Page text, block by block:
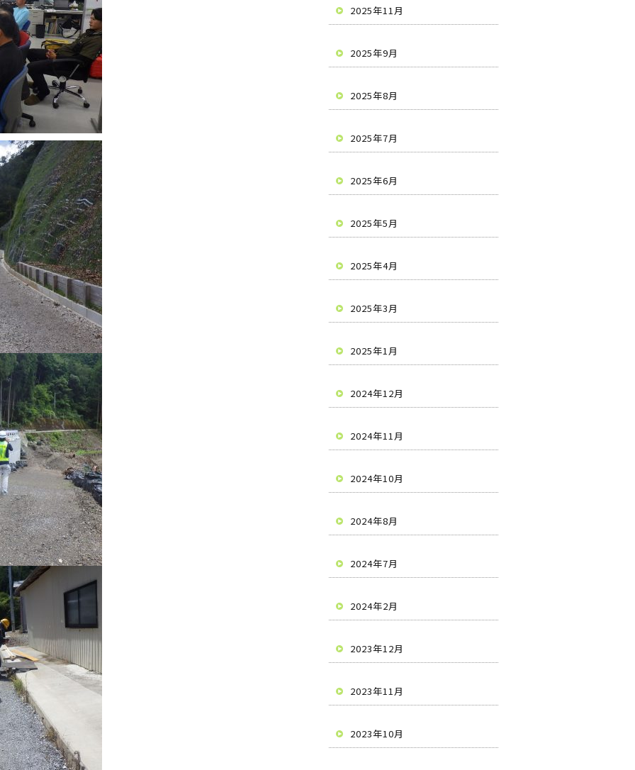
2025年11月
2025年9月
2025年8月
2025年7月
2025年6月
2025年5月
2025年4月
2025年3月
2025年1月
2024年12月
2024年11月
2024年10月
2024年8月
2024年7月
2024年2月
2023年12月
2023年11月
2023年10月